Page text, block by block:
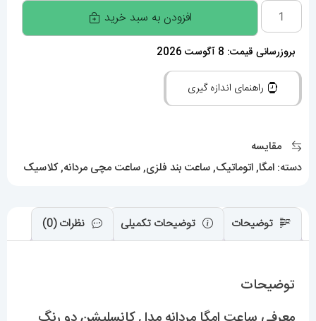
ساعت
امگا
مردانه
مدل
کانسلیشن
رنگ
OMEGA
Constllation
Axial
021214
افزودن به سبد خرید
بروزرسانی قیمت: 8 آگوست 2026
راهنمای اندازه گیری
مقایسه
دسته: امگا,اتوماتیک,ساعت بند فلزی,ساعت مچی مردانه,کلاسیک
توضیحات توضیحات تکمیلی نظرات (0)
توضیحات